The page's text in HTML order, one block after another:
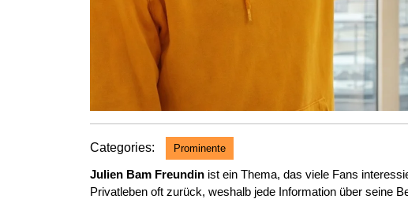
Categories: Prominente
Julien Bam Freundin ist ein Thema, das viele Fans
Privatleben oft zurück, weshalb jede Information über seine